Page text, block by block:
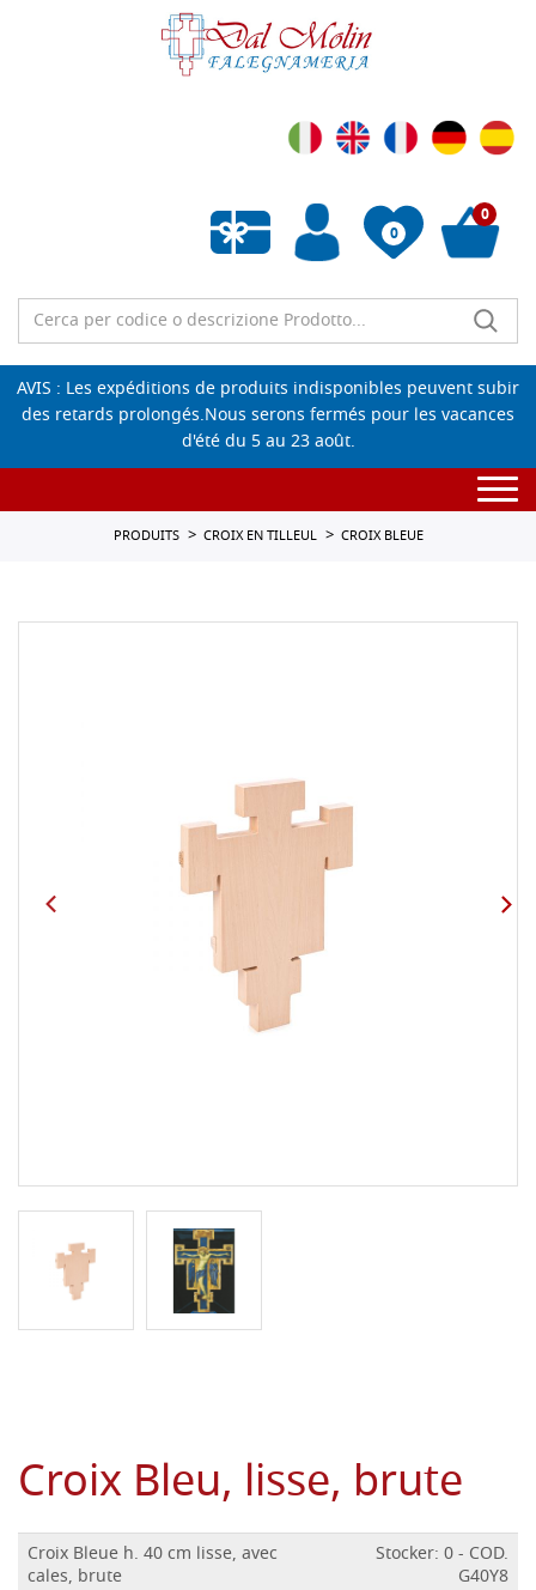
0
Liste de souhaits vide
0
AVIS : Les expéditions de produits indisponibles peuvent subir
des retards prolongés.Nous serons fermés pour les vacances
d'été du 5 au 23 août.
PRODUITS CROIX EN TILLEUL CROIX BLEUE
Croix Bleu, lisse, brute
Croix Bleue h. 40 cm lisse, avec
cales, brute
Stocker: 0 - COD.
G40Y8